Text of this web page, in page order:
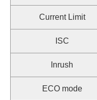
Current Limit
ISC
Inrush
ECO mode